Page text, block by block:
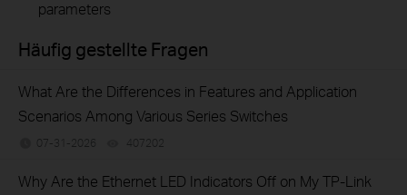
parameters
Häufig gestellte Fragen
What Are the Differences in Features and Application
Scenarios Among Various Series Switches
07-31-2026 407202
Why Are the Ethernet LED Indicators Off on My TP-Link